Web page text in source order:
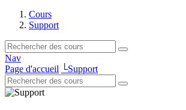
Cours
Support
Nav
Page d'accueil └Support